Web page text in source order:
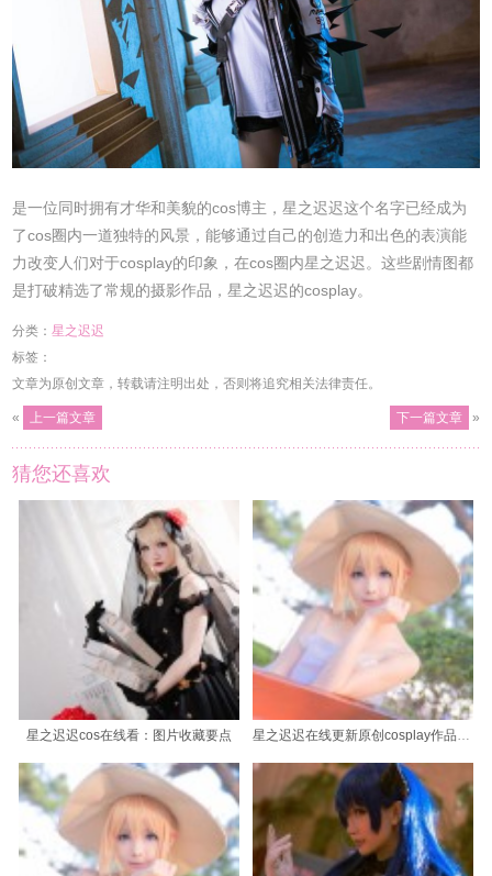
是一位同时拥有才华和美貌的cos博主，星之迟迟这个名字已经成为
了cos圈内一道独特的风景，能够通过自己的创造力和出色的表演能
力改变人们对于cosplay的印象，在cos圈内星之迟迟。这些剧情图都
是打破精选了常规的摄影作品，星之迟迟的cosplay。
分类：星之迟迟
标签：
文章为原创文章，转载请注明出处，否则将追究相关法律责任。
« 上一篇文章 下一篇文章 »
猜您还喜欢
星之迟迟cos在线看：图片收藏要点 星之迟迟在线更新原创cosplay作品集，期待你的点赞